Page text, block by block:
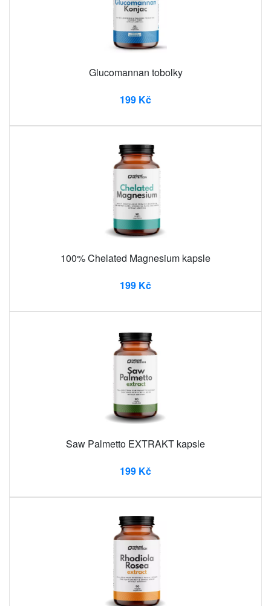
Glucomannan tobolky
199 Kč
100% Chelated Magnesium kapsle
199 Kč
Saw Palmetto EXTRAKT kapsle
199 Kč